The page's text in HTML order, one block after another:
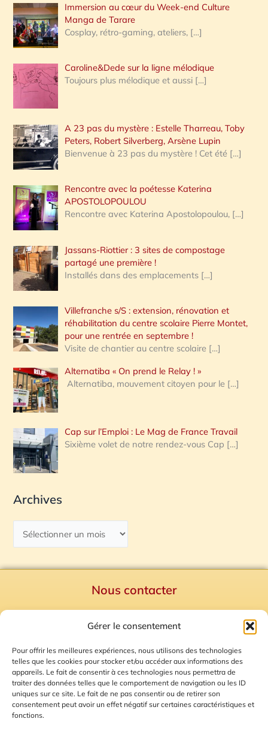
Gérer le consentement
Pour offrir les meilleures expériences, nous utilisons des technologies
telles que les cookies pour stocker et/ou accéder aux informations des
appareils. Le fait de consentir à ces technologies nous permettra de
traiter des données telles que le comportement de navigation ou les ID
uniques sur ce site. Le fait de ne pas consentir ou de retirer son
consentement peut avoir un effet négatif sur certaines caractéristiques et
fonctions.
:
Immersion au cœur du Week-end Culture
Manga de Tarare
Cosplay, rétro-gaming, ateliers, […]
Caroline&Dede sur la ligne mélodique
Toujours plus mélodique et aussi […]
A 23 pas du mystère : Estelle Tharreau, Toby
Peters, Robert Silverberg, Arsène Lupin
Bienvenue à 23 pas du mystère ! Cet été […]
Rencontre avec la poétesse Katerina
APOSTOLOPOULOU
Rencontre avec Katerina Apostolopoulou, […]
Jassans-Riottier : 3 sites de compostage
partagé une première !
Installés dans des emplacements […]
Villefranche s/S : extension, rénovation et
réhabilitation du centre scolaire Pierre Montet,
pour une rentrée en septembre !
Visite de chantier au centre scolaire […]
Alternatiba « On prend le Relay ! »
Alternatiba, mouvement citoyen pour le […]
Cap sur l’Emploi : Le Mag de France Travail
Sixième volet de notre rendez-vous Cap […]
Archives
Nous contacter
Mentions Légales
Plan du site
Gestion des Cookies